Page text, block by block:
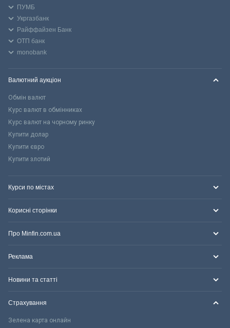
ПУМБ
Укргазбанк
Райффайзен Банк
ОТП банк
monobank
Валютний аукціон
Обмін валют
Курс валют в обмінниках
Курс валют на чорному ринку
Купити долар
Купити євро
Купити злотий
Курси по містах
Корисні сторінки
Про Minfin.com.ua
Реклама
Новини та статті
Страхування
Зелена карта онлайн